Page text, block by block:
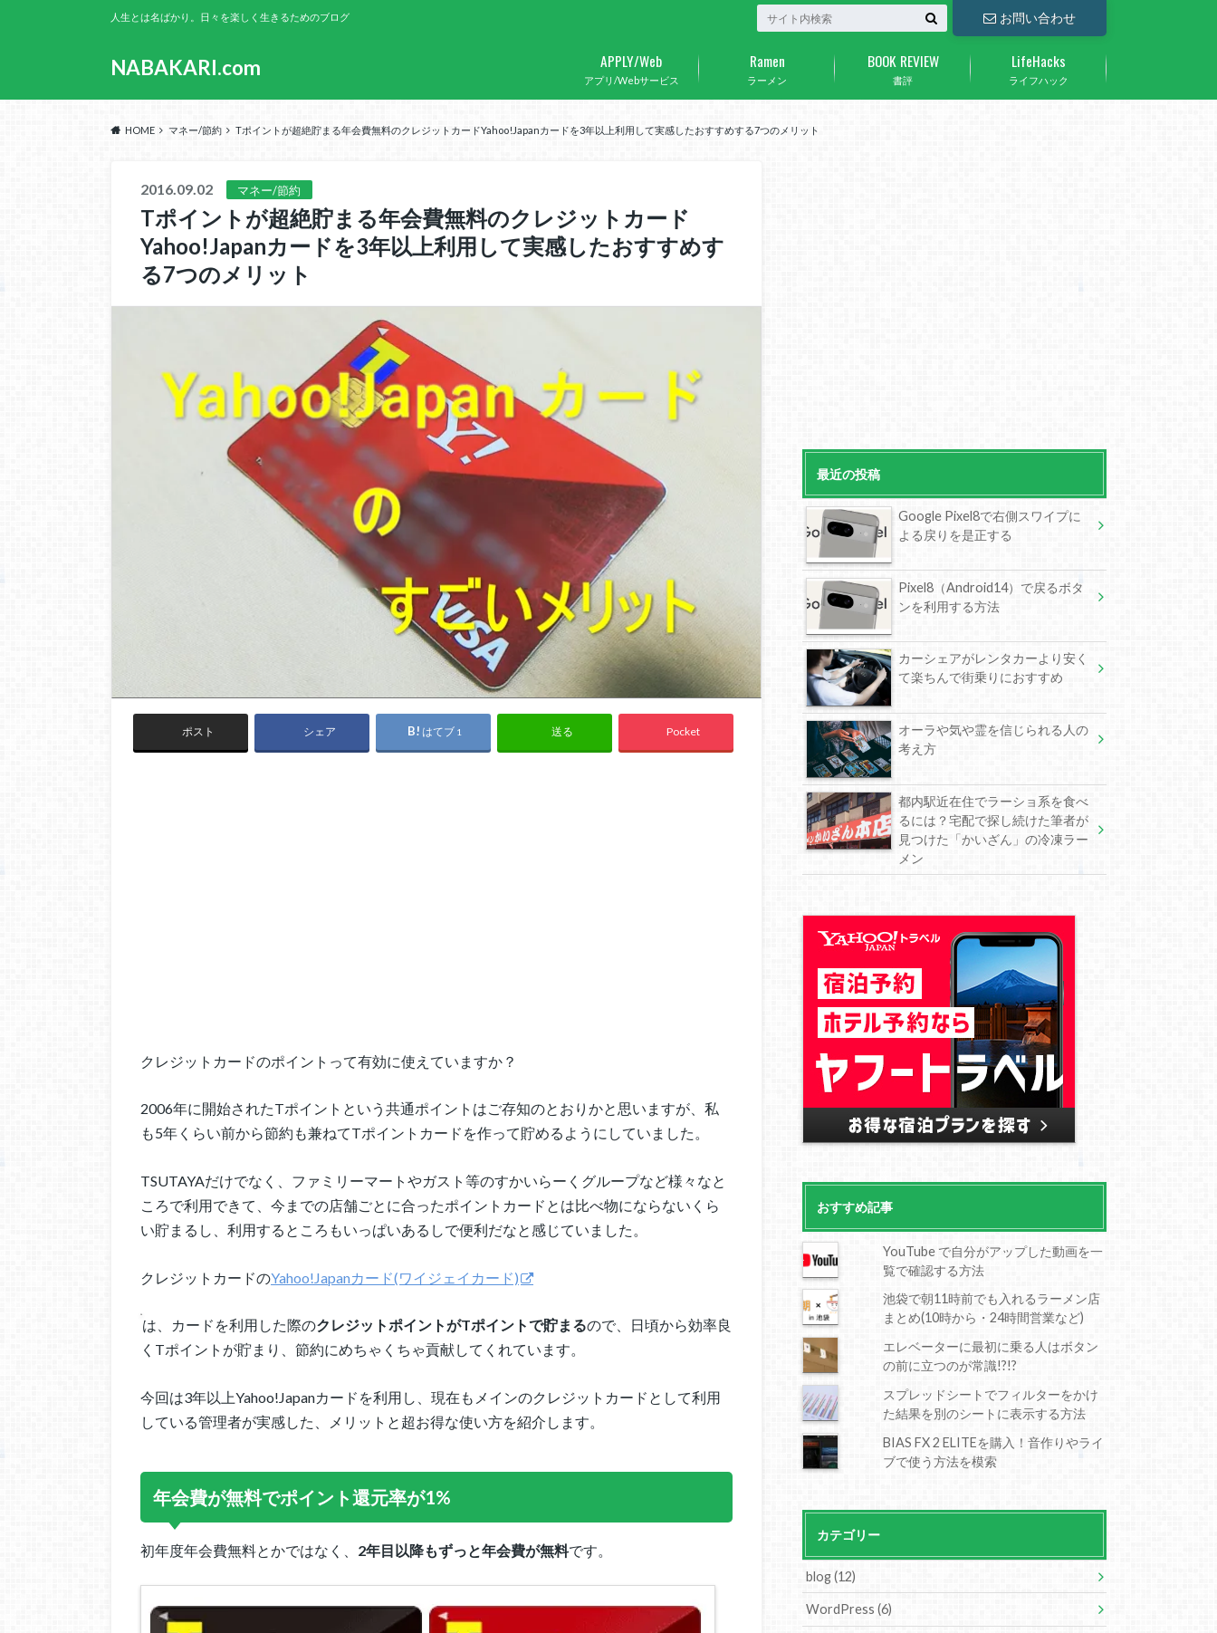
NABAKARI.com
人生とは名ばかり。日々を楽しく生きるためのブログ お問い合わせ
アプリ/Webサービス
APPLY/Web
ラーメン
Ramen
書評
BOOK REVIEW
ライフハック
LifeHacks
HOME マネー/節約 Tポイントが超絶貯まる年会費無料のクレジットカードYahoo!Japanカードを3年以上利用して実感したおすすめする7つのメリット
2016.09.02 マネー/節約
Tポイントが超絶貯まる年会費無料のクレジットカード
Yahoo!Japanカードを3年以上利用して実感したおすすめす
る7つのメリット
ポスト シェア はてブ 1 送る Pocket
クレジットカードのポイントって有効に使えていますか？
2006年に開始されたTポイントという共通ポイントはご存知のとおりかと思いますが、私
も5年くらい前から節約も兼ねてTポイントカードを作って貯めるようにしていました。
TSUTAYAだけでなく、ファミリーマートやガスト等のすかいらーくグループなど様々なと
ころで利用できて、今までの店舗ごとに合ったポイントカードとは比べ物にならないくら
い貯まるし、利用するところもいっぱいあるしで便利だなと感じていました。
クレジットカードのYahoo!Japanカード(ワイジェイカード)
は、カードを利用した際のクレジットポイントがTポイントで貯まるので、日頃から効率良
くTポイントが貯まり、節約にめちゃくちゃ貢献してくれています。
今回は3年以上Yahoo!Japanカードを利用し、現在もメインのクレジットカードとして利用
している管理者が実感した、メリットと超お得な使い方を紹介します。
年会費が無料でポイント還元率が1%
初年度年会費無料とかではなく、 2年目以降もずっと年会費が無料です。
最近の投稿
Google Pixel8で右側スワイプに
よる戻りを是正する
Pixel8（Android14）で戻るボタ
ンを利用する方法
カーシェアがレンタカーより安く
て楽ちんで街乗りにおすすめ
オーラや気や霊を信じられる人の
考え方
都内駅近在住でラーショ系を食べ
るには？宅配で探し続けた筆者が
見つけた「かいざん」の冷凍ラー
メン
おすすめ記事
YouTube で自分がアップした動画を一
覧で確認する方法
池袋で朝11時前でも入れるラーメン店
まとめ(10時から・24時間営業など)
エレベーターに最初に乗る人はボタン
の前に立つのが常識!?!?
スプレッドシートでフィルターをかけ
た結果を別のシートに表示する方法
BIAS FX 2 ELITEを購入！音作りやライ
ブで使う方法を模索
カテゴリー
blog(12)
WordPress(6)